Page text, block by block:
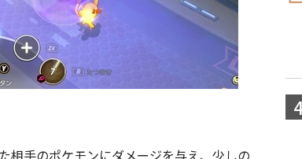
相手のポケモンにダメージを与え、少しの